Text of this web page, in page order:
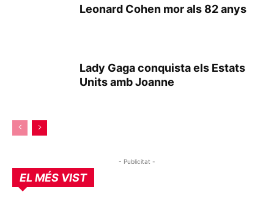
Leonard Cohen mor als 82 anys
Lady Gaga conquista els Estats
Units amb Joanne
- Publicitat -
EL MÉS VIST